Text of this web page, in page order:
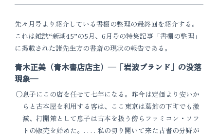
先々月号より紹介している書棚の整理の最終回を紹介する。
これは雑誌“新潮45”の5月、6月号の特集記事「書棚の整理」
に掲載された諸先生方の書斎の現状の報告である。
青木正美（青木書店店主）―「岩波ブランド」の没落
現象―
息子にこの店を任せて七年になる。昨今は定価より安いか
らと古本屋を利用する客は、ここ東京は葛飾の下町でも激
減、打開策として息子は古本を扱う傍らファミコン・ソフ
トの販売を始めた。. . . . 私の切り開いて来た古書の分野が